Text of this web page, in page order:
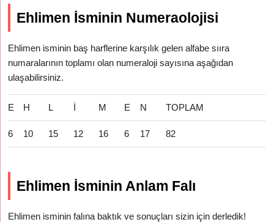
Ehlimen İsminin Numeraolojisi
Ehlimen isminin baş harflerine karşılık gelen alfabe sııra
numaralarının toplamı olan numeraloji sayısına aşağıdan
ulaşabilirsiniz.
E H L İ M E N TOPLAM
6 10 15 12 16 6 17 82
Ehlimen İsminin Anlam Falı
Ehlimen isminin falına baktık ve sonuçları sizin için derledik!